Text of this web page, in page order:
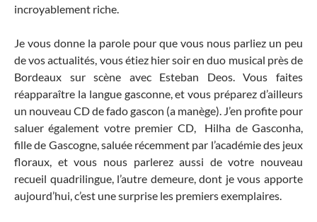
incroyablement riche.
Je vous donne la parole pour que vous nous parliez un peu
de vos actualités, vous étiez hier soir en duo musical près de
Bordeaux sur scène avec Esteban Deos. Vous faites
réapparaître la langue gasconne, et vous préparez d’ailleurs
un nouveau CD de fado gascon (a manège). J’en profite pour
saluer également votre premier CD, Hilha de Gasconha,
fille de Gascogne, saluée récemment par l’académie des jeux
floraux, et vous nous parlerez aussi de votre nouveau
recueil quadrilingue, l’autre demeure, dont je vous apporte
aujourd’hui, c’est une surprise les premiers exemplaires.